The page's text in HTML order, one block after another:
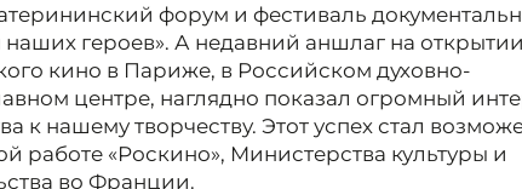
форум и фестиваль
героев». А недавний аншлаг на открытии
кино в Париже, в Российском духовно-
центре, наглядно показал огромный
к нашему творчеству. Этот успех стал
работе «Роскино», Министерства культуры и
во Франции.